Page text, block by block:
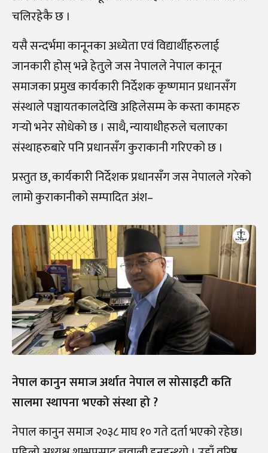
चलिरहेकै छ ।
यसै सन्दर्भमा कानूनका अध्येता एवं विद्यार्थीहरुलाई
जानकारी होस् भन्ने हेतुले जस नेपालले नेपाल कानून
समाजका प्रमुख कार्यकारी निर्देशक कृष्णमान प्रधानसँग
संस्थाले पञ्चायतकालदेखि अहिलेसम्म के कस्ता कामहरु
गर्‍यो भनेर सोधेको छ । साथै, न्यायाधीहरुले चलाएका
संस्थाहरुबारे पनि प्रधानसँग कुराकानी गरिएको छ ।
प्रस्तुत छ, कार्यकारी निर्देशक प्रधानसँग जस नेपालले गरेको
लामो कुराकानीको सम्पादित अंश–
नेपाल कानुन समाज अर्थात नेपाल ल सोसाइटी कति
सालमा स्थापना भएको संस्था हो ?
नेपाल कानुन समाज २०३८ माघ १० गते दर्ता भएको रहेछ।